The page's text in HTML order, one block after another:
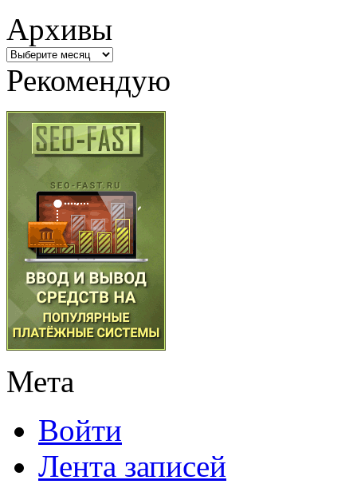
Архивы
Архивы
Рекомендую
Мета
Войти
Лента записей